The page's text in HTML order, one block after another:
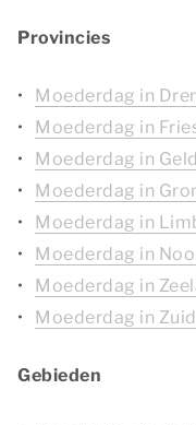
Provincies
Moederdag in
Moederdag in
Moederdag in
Moederdag in
Moederdag in
Moederdag in
Moederdag in
Moederdag in
Gebieden